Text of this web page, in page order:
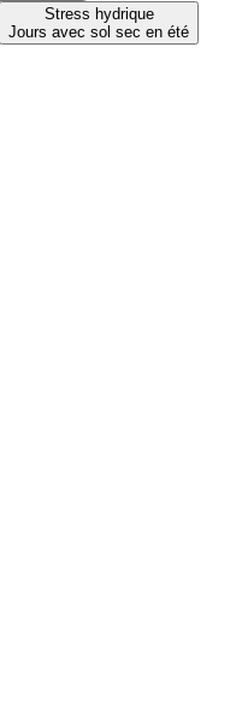
Stress hydrique
Jours avec sol sec en été